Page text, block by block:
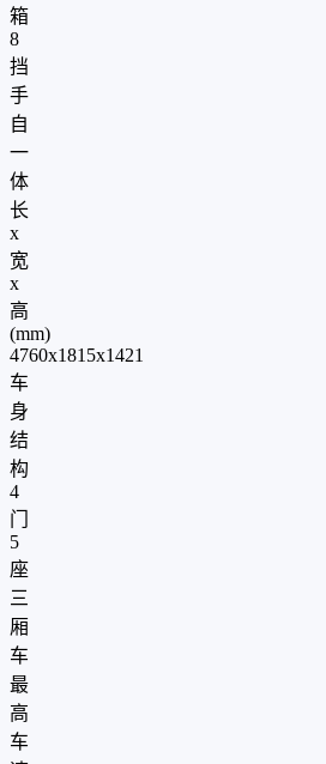
箱
8
挡
手
自
一
体
长
x
宽
x
高
(mm)
4760x1815x1421
车
身
结
构
4
门
5
座
三
厢
车
最
高
车